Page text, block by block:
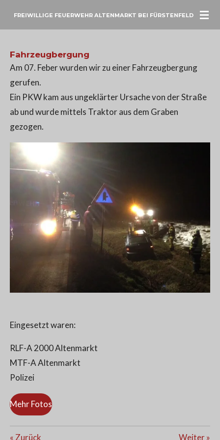
ZumFREIWILLIGE FEUERWEHR ALTENMARKT BEI FÜRSTENFELD
Fahrzeugbergung
Am 07. Feber wurden wir zu einer Fahrzeugbergung
gerufen.
Ein PKW kam aus ungeklärter Ursache von der Straße
ab und wurde mittels Traktor aus dem Graben
gezogen.
Eingesetzt waren:
RLF-A 2000 Altenmarkt
MTF-A Altenmarkt
Polizei
Mehr Fotos
« Zurück Weiter»